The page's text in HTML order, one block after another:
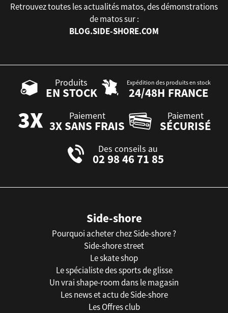
Retrouvez toutes les actualités matos, des démonstrations
de matos sur :
BLOG.SIDE-SHORE.COM
Produits
EN STOCK
Expédition des produits en stock
24/48H FRANCE
Paiement
3X SANS FRAIS
Paiement
SÉCURISÉ
Des conseils au
02 98 46 71 85
Side-shore
Pourquoi acheter chez Side-shore ?
Side-shore street
Le skate shop
Le spécialiste des sports de glisse
Un vrai shape-room dans le magasin
Les news et actu de Side-shore
Les Offres club